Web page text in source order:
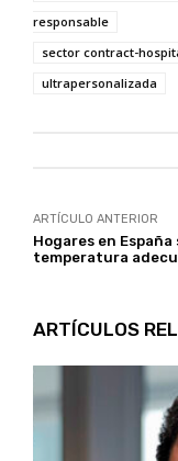
responsable
sector contract-
ultrapersonalizada
ARTÍCULO ANTERIOR
Hogares en España
temperatura
ARTÍCULOS